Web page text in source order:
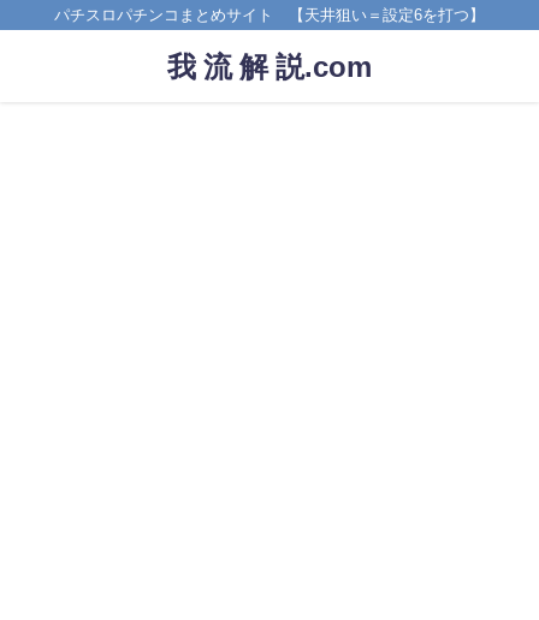
パチスロパチンコまとめサイト 【天井狙い＝設定6を打つ】
我 流 解 説.com